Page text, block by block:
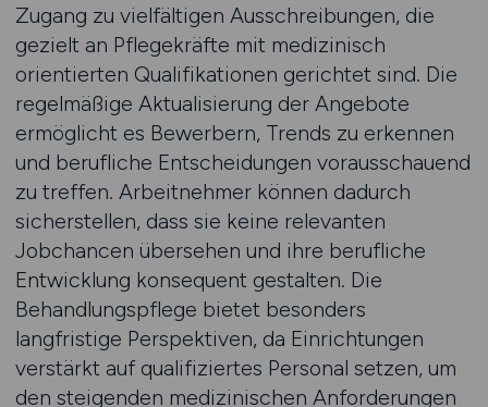
Zugang zu vielfältigen Ausschreibungen, die
gezielt an Pflegekräfte mit medizinisch
orientierten Qualifikationen gerichtet sind. Die
regelmäßige Aktualisierung der Angebote
ermöglicht es Bewerbern, Trends zu erkennen
und berufliche Entscheidungen vorausschauend
zu treffen. Arbeitnehmer können dadurch
sicherstellen, dass sie keine relevanten
Jobchancen übersehen und ihre berufliche
Entwicklung konsequent gestalten. Die
Behandlungspflege bietet besonders
langfristige Perspektiven, da Einrichtungen
verstärkt auf qualifiziertes Personal setzen, um
den steigenden medizinischen Anforderungen